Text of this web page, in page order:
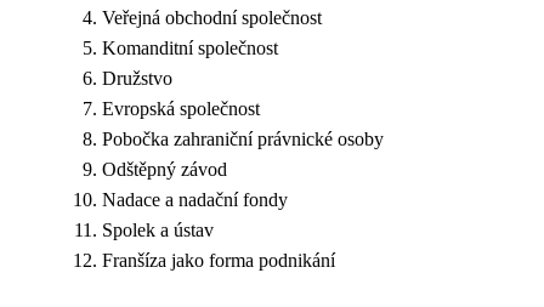
Veřejná obchodní společnost
Komanditní společnost
Družstvo
Evropská společnost
Pobočka zahraniční právnické osoby
Odštěpný závod
Nadace a nadační fondy
Spolek a ústav
Franšíza jako forma podnikání